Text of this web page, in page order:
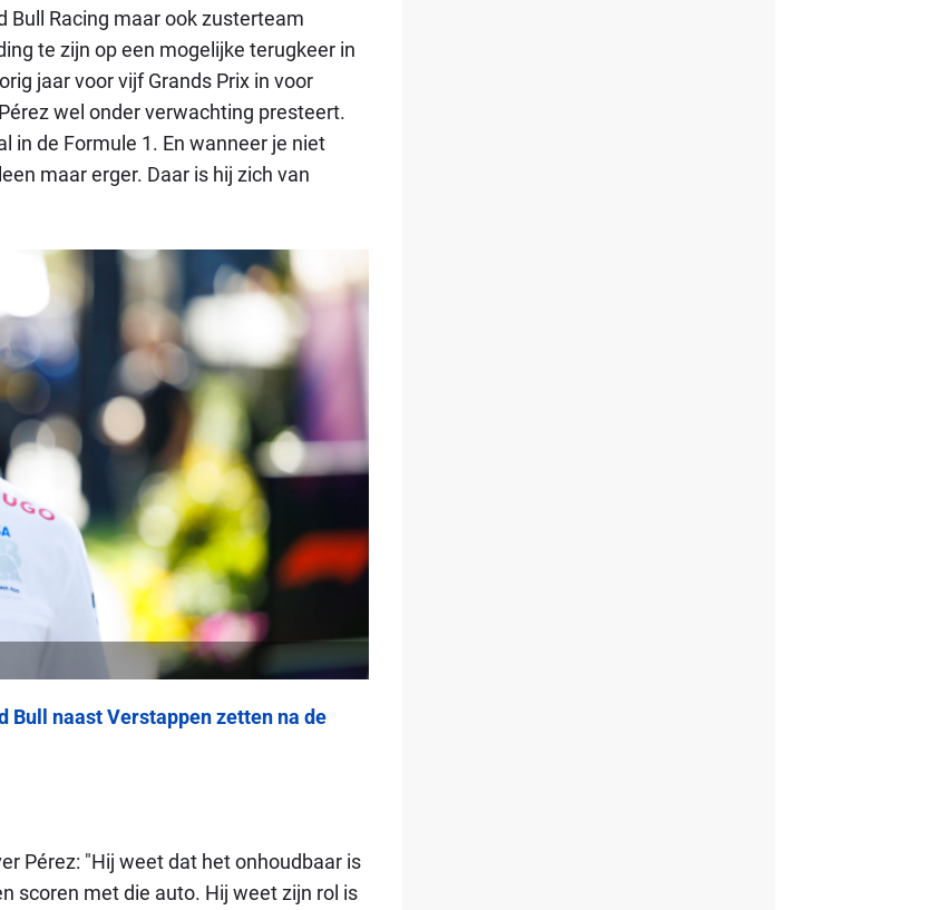
Bull Racing maar ook zusterteam
te zijn op een mogelijke terugkeer in
jaar voor vijf Grands Prix in voor
wel onder verwachting presteert.
in de Formule 1. En wanneer je niet
maar erger. Daar is hij zich van
Bull naast Verstappen zetten na de
Pérez: "Hij weet dat het onhoudbaar is
scoren met die auto. Hij weet zijn rol is